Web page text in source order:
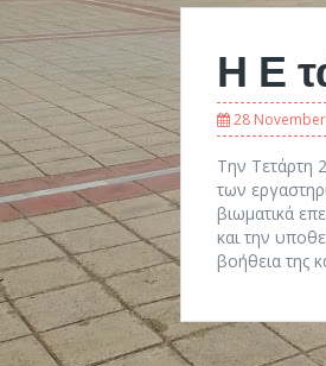
Η Ε
28
Την Τετάρτη
των
βιωματικά
και την
βοήθεια της